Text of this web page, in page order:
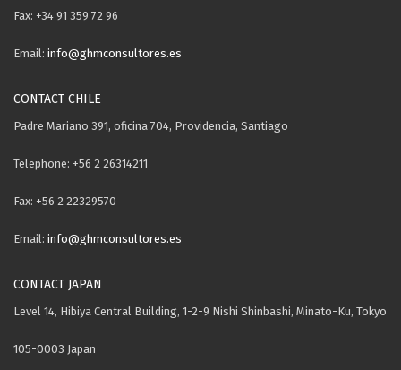
Fax: +34 91 359 72 96
Email: info@ghmconsultores.es
CONTACT CHILE
Padre Mariano 391, oficina 704, Providencia, Santiago
Telephone: +56 2 26314211
Fax: +56 2 22329570
Email: info@ghmconsultores.es
CONTACT JAPAN
Level 14, Hibiya Central Building, 1-2-9 Nishi Shinbashi, Minato-Ku, Tokyo
105-0003 Japan